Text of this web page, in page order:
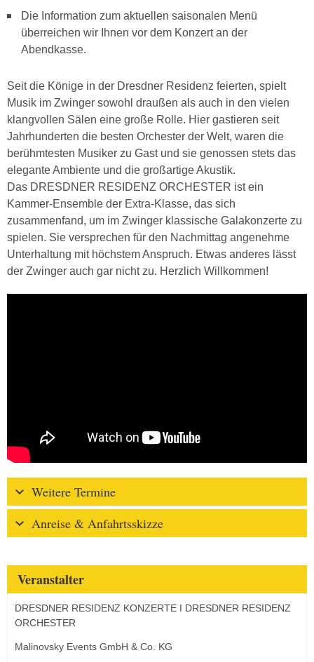
Die Information zum aktuellen saisonalen Menü
überreichen wir Ihnen vor dem Konzert an der
Abendkasse.
Seit die Könige in der Dresdner Residenz feierten, spielt
Musik im Zwinger sowohl draußen als auch in den vielen
klangvollen Sälen eine große Rolle. Hier gastieren seit
Jahrhunderten die besten Orchester der Welt, waren die
berühmtesten Musiker zu Gast und sie genossen stets das
elegante Ambiente und die großartige Akustik.
Das DRESDNER RESIDENZ ORCHESTER ist ein
Kammer-Ensemble der Extra-Klasse, das sich
zusammenfand, um im Zwinger klassische Galakonzerte zu
spielen. Sie versprechen für den Nachmittag angenehme
Unterhaltung mit höchstem Anspruch. Etwas anderes lässt
der Zwinger auch gar nicht zu. Herzlich Willkommen!
Weitere Termine
Anreise & Anfahrtsskizze
Veranstalter
DRESDNER RESIDENZ KONZERTE I DRESDNER RESIDENZ
ORCHESTER
Malinovsky Events GmbH & Co. KG